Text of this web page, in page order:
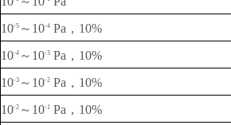
10-5 ～10-4 Pa，10%
10-4 ～10-3 Pa，10%
10-3 ～10-2 Pa，10%
10-2 ～10-1 Pa，10%